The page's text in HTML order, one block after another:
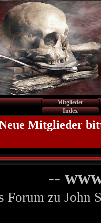
Mitglieder
Index
Mitglieder
--
Forum zu John